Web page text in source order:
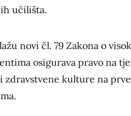
učilišta.
novi čl. 79 Zakona o
osigurava pravo na
zdravstvene kulture na